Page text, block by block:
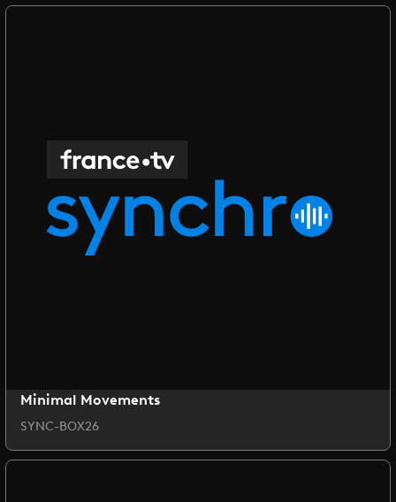
Minimal Movements
SYNC-BOX26